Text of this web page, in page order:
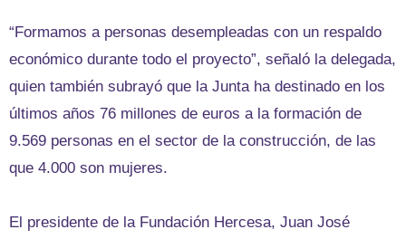
“Formamos a personas desempleadas con un respaldo
económico durante todo el proyecto”, señaló la delegada,
quien también subrayó que la Junta ha destinado en los
últimos años 76 millones de euros a la formación de
9.569 personas en el sector de la construcción, de las
que 4.000 son mujeres.
El presidente de la Fundación Hercesa, Juan José